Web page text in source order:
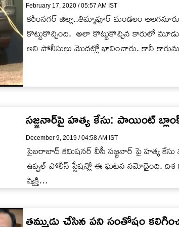
February 17, 2020 / 05:57 AM IST
కరీంనగర్ జిల్లా..తిమ్మాపూర్ మండలం
కొట్టుకొచ్చింది. అలా కొట్టుకొచ్చిన కారులో
అని పోలీసులు మొదట్లో భావించారు. కానీ
సజ్జనార్‌పై హత్య కేసు: పాయింట్
December 9, 2019 / 04:58 AM IST
సైబరాబాద్ కమిషనర్ వీసీ సజ్జనార్ పై హత్య కేసు
ఉప్పల్ పోలీస్ స్టేషన్లో ఈ ఘటన నమోదైంది. దిశ
వ్యక్తి…
తమ్ముడు చేసిన పని సంతోషం